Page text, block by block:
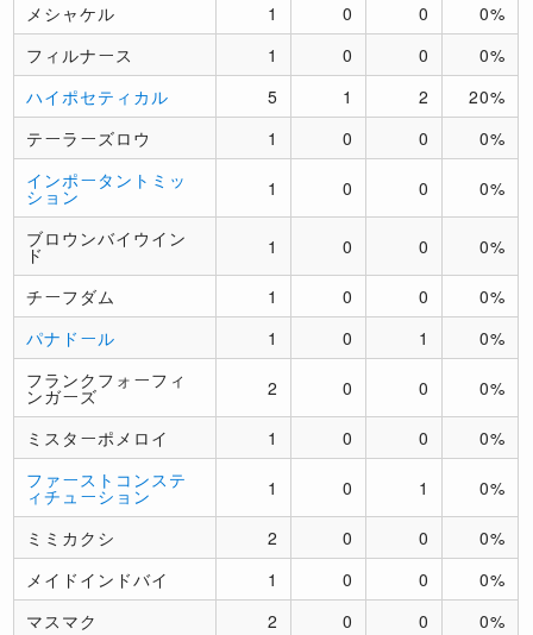
メシャケル
1 0 0
0%
フィルナース
1 0 0
0%
ハイポセティカル
5 1 2
20%
テーラーズロウ
1 0 0
0%
インポータントミッ
ション 1 0 0 0%
ブロウンバイウイン
ド 1 0 0 0%
チーフダム 1 0 0
0%
パナドール
1 0 1
0%
フランクフォーフィ
ンガーズ 2 0 0 0%
ミスターポメロイ 1 0 0
0%
ファーストコンステ
ィチューション 1 0 1 0%
ミミカクシ 2 0 0
0%
メイドインドバイ
1 0 0
0%
マスマク
2 0 0
0%